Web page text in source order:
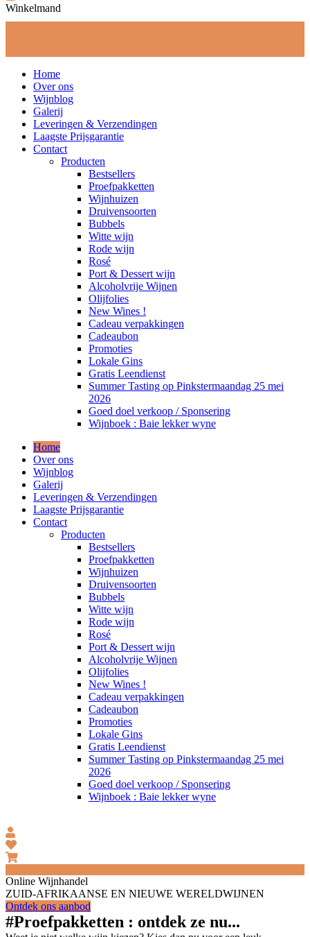
Winkelmand
Home
Over ons
Wijnblog
Galerij
Leveringen & Verzendingen
Laagste Prijsgarantie
Contact
Producten
Bestsellers
Proefpakketten
Wijnhuizen
Druivensoorten
Bubbels
Witte wijn
Rode wijn
Rosé
Port & Dessert wijn
Alcoholvrije Wijnen
Olijfolies
New Wines !
Cadeau verpakkingen
Cadeaubon
Promoties
Lokale Gins
Gratis Leendienst
Summer Tasting op Pinkstermaandag 25 mei
2026
Goed doel verkoop / Sponsering
Wijnboek : Baie lekker wyne
Home
Over ons
Wijnblog
Galerij
Leveringen & Verzendingen
Laagste Prijsgarantie
Contact
Producten
Bestsellers
Proefpakketten
Wijnhuizen
Druivensoorten
Bubbels
Witte wijn
Rode wijn
Rosé
Port & Dessert wijn
Alcoholvrije Wijnen
Olijfolies
New Wines !
Cadeau verpakkingen
Cadeaubon
Promoties
Lokale Gins
Gratis Leendienst
Summer Tasting op Pinkstermaandag 25 mei
2026
Goed doel verkoop / Sponsering
Wijnboek : Baie lekker wyne
Online Wijnhandel
ZUID-AFRIKAANSE EN NIEUWE WERELDWIJNEN
Ontdek ons aanbod
#Proefpakketten : ontdek ze nu...